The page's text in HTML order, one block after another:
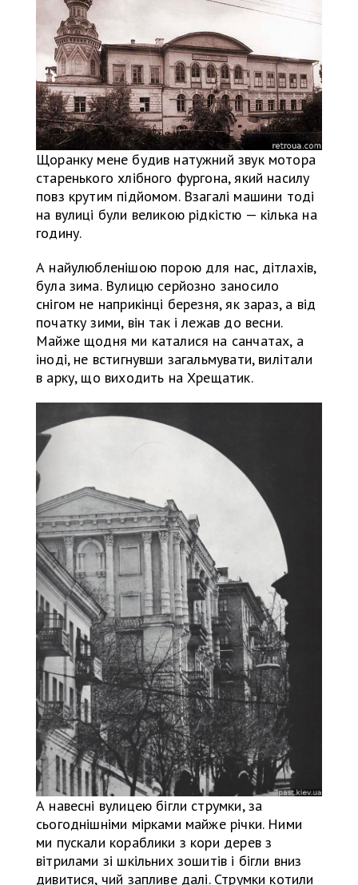
Щоранку мене будив натужний звук мотора
старенького хлібного фургона, який насилу
повз крутим підйомом. Взагалі машини тоді
на вулиці були великою рідкістю — кілька на
годину.
А найулюбленішою порою для нас, дітлахів,
була зима. Вулицю серйозно заносило
снігом не наприкінці березня, як зараз, а від
початку зими, він так і лежав до весни.
Майже щодня ми каталися на санчатах, а
іноді, не встигнувши загальмувати, вилітали
в арку, що виходить на Хрещатик.
А навесні вулицею бігли струмки, за
сьогоднішніми мірками майже річки. Ними
ми пускали кораблики з кори дерев з
вітрилами зі шкільних зошитів і бігли вниз
дивитися, чий запливе далі. Струмки котили